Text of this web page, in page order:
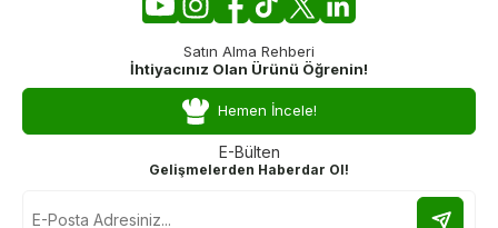
Satın Alma Rehberi
İhtiyacınız Olan Ürünü Öğrenin!
Hemen İncele!
E-Bülten
Gelişmelerden Haberdar Ol!